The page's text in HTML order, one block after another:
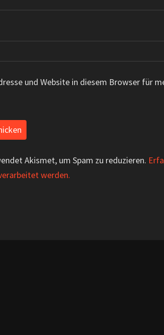
und Website in diesem Browser für
Akismet, um Spam zu reduzieren.
werden.